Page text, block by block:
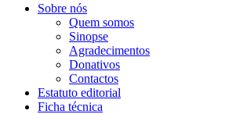
Sobre nós
Quem somos
Sinopse
Agradecimentos
Donativos
Contactos
Estatuto editorial
Ficha técnica